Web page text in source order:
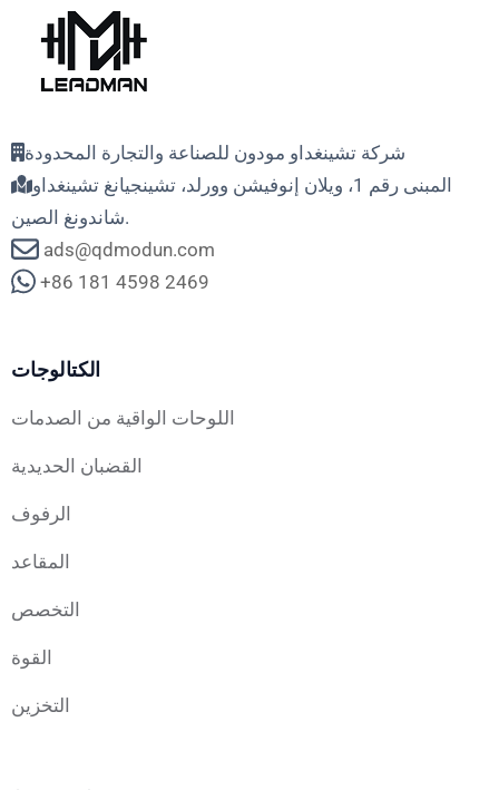
شركة تشينغداو مودون للصناعة والتجارة المحدودة
المبنى رقم 1، ويلان إنوفيشن وورلد، تشينجيانغ تشينغداو
شاندونغ الصين.
ads@qdmodun.com
+86 181 4598 2469
الكتالوجات
اللوحات الواقية من الصدمات
القضبان الحديدية
الرفوف
المقاعد
التخصص
القوة
التخزين